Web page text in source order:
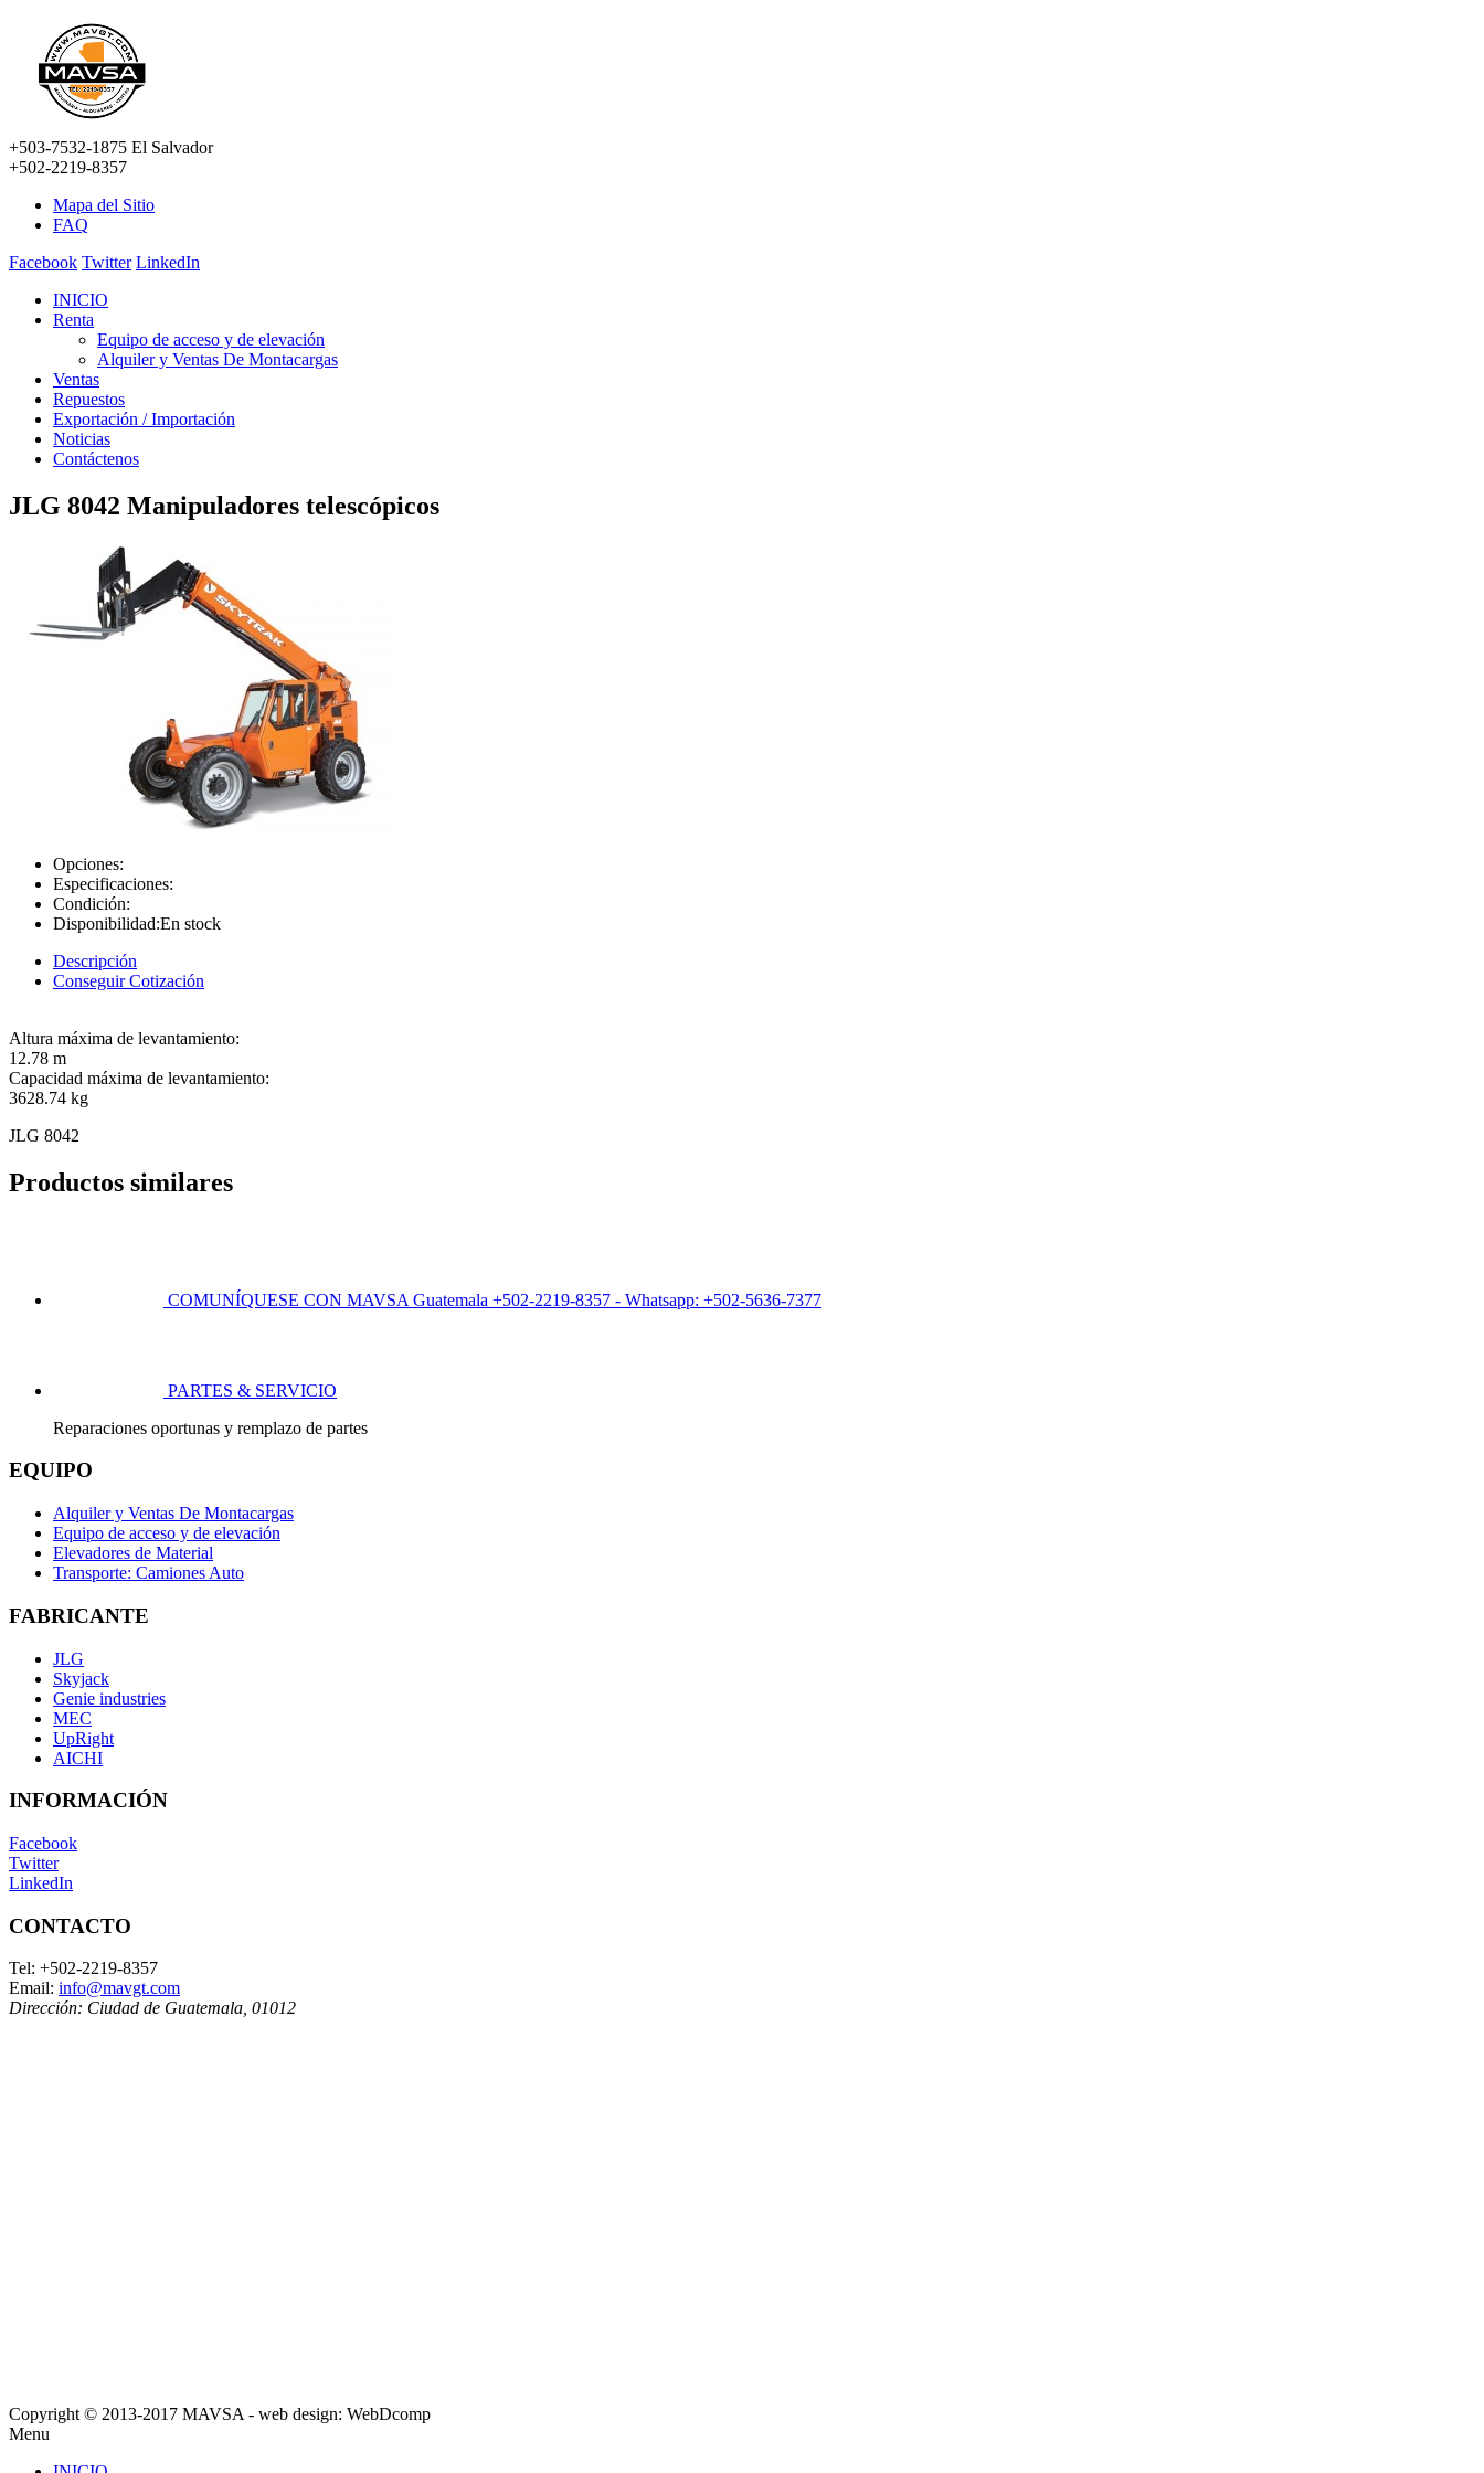
+503-7532-1875 El Salvador
+502-2219-8357
Mapa del Sitio
FAQ
Facebook Twitter LinkedIn
INICIO
Renta
Equipo de acceso y de elevación
Alquiler y Ventas De Montacargas
Ventas
Repuestos
Exportación / Importación
Noticias
Contáctenos
JLG 8042 Manipuladores telescópicos
Opciones:
Especificaciones:
Condición:
Disponibilidad:En stock
Descripción
Conseguir Cotización
Altura máxima de levantamiento:
12.78 m
Capacidad máxima de levantamiento:
3628.74 kg
JLG 8042
Productos similares
COMUNÍQUESE CON MAVSA Guatemala +502-2219-8357 - Whatsapp: +502-5636-7377
PARTES & SERVICIO
Reparaciones oportunas y remplazo de partes
EQUIPO
Alquiler y Ventas De Montacargas
Equipo de acceso y de elevación
Elevadores de Material
Transporte: Camiones Auto
FABRICANTE
JLG
Skyjack
Genie industries
MEC
UpRight
AICHI
INFORMACIÓN
Facebook
Twitter
LinkedIn
CONTACTO
Tel: +502-2219-8357
Email: info@mavgt.com
Dirección: Ciudad de Guatemala 01012
Copyright © 2013-2017 MAVSA - web design: WebDcomp
Menu